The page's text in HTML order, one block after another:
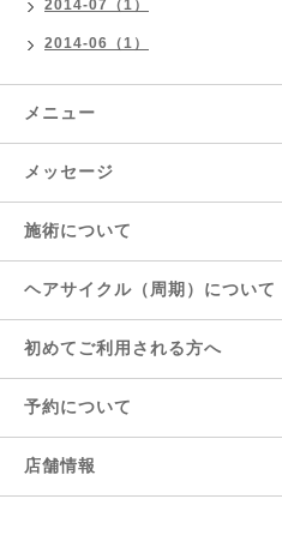
2014-07（1）
2014-06（1）
メニュー
メッセージ
施術について
ヘアサイクル（周期）について
初めてご利用される方へ
予約について
店舗情報